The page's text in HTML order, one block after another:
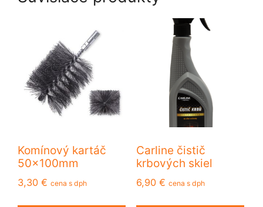
Komínový kartáč
50x100mm
3,30 € cena s dph
Carline čistič
krbových skiel
6,90 € cena s dph